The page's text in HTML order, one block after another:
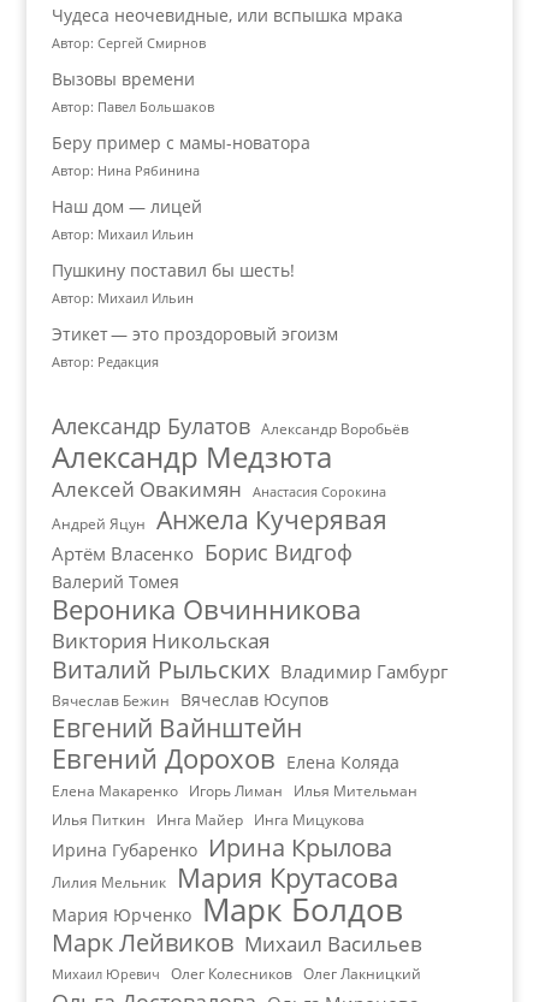
Чудеса неочевидные, или вспышка мрака
Автор: Сергей Смирнов
Вызовы времени
Автор: Павел Большаков
Беру пример с мамы-новатора
Автор: Нина Рябинина
Наш дом — лицей
Автор: Михаил Ильин
Пушкину поставил бы шесть!
Автор: Михаил Ильин
Этикет — это проздоровый эгоизм
Автор: Редакция
Александр Булатов Александр Воробьёв
Александр Медзюта
Алексей Овакимян Анастасия Сорокина
Андрей Яцун Анжела Кучерявая
Артём Власенко Борис Видгоф
Валерий Томея
Вероника Овчинникова
Виктория Никольская
Виталий Рыльских Владимир Гамбург
Вячеслав Бежин Вячеслав Юсупов
Евгений Вайнштейн
Евгений Дорохов Елена Коляда
Елена Макаренко Игорь Лиман
Илья Мительман
Илья Питкин
Инга Майер Инга Мицукова
Ирина Губаренко Ирина Крылова
Лилия Мельник Мария Крутасова
Мария Юрченко Марк Болдов
Марк Лейвиков Михаил Васильев
Михаил Юревич Олег Колесников Олег Лакницкий